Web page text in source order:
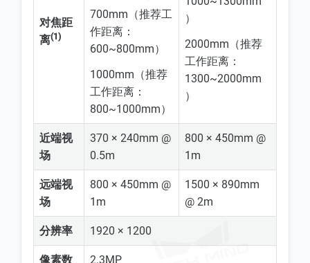
对焦距
离(1)
700mm（推荐工
作距离：
600~800mm）
1000mm（推荐
工作距离：
800~1000mm）
）
2000mm（推荐
工作距离：
1300~2000mm
）
近端视
场
370 × 240mm @
0.5m
800 × 450mm @
1m
远端视
场
800 × 450mm @
1m
1500 × 890mm
@ 2m
分辨率 1920 × 1200
像素数 2.3MP